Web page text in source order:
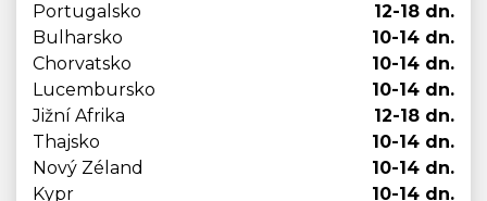
Portugalsko
12-18 dn.
Bulharsko
10-14 dn.
Chorvatsko
10-14 dn.
Lucembursko
10-14 dn.
Jižní Afrika
12-18 dn.
Thajsko
10-14 dn.
Nový Zéland
10-14 dn.
Kypr
10-14 dn.